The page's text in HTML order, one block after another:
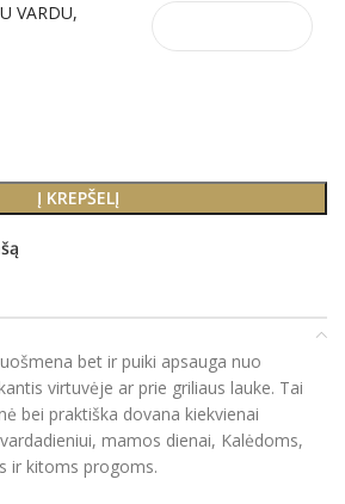
VARDU,
Į KREPŠELĮ
bet ir puiki apsauga nuo
virtuvėje ar prie griliaus lauke. Tai
bei praktiška dovana kiekvienai
mamos dienai, Kalėdoms,
ir kitoms progoms.